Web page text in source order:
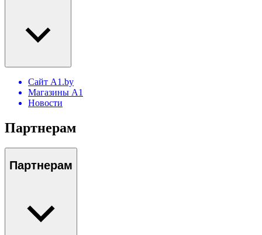
Сайт A1.by
Магазины А1
Новости
Партнерам
Партнерам